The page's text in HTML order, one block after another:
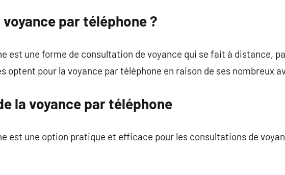
voyance par téléphone ?
est une forme de consultation de voyance qui se fait à distance,
optent pour la voyance par téléphone en raison de ses nombreux
la voyance par téléphone
est une option pratique et efficace pour les consultations de